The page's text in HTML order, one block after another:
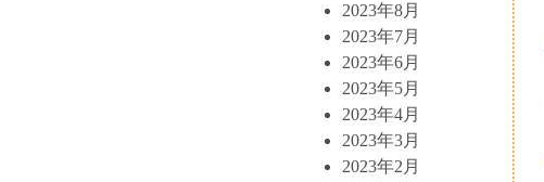
2023年8月
2023年7月
2023年6月
2023年5月
2023年4月
2023年3月
2023年2月